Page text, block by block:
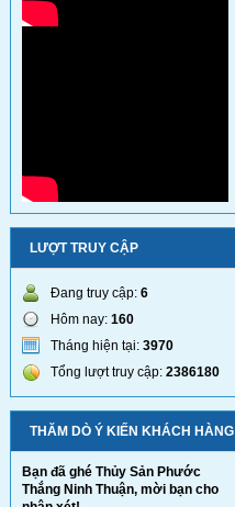
LƯỢT TRUY CẬP
Đang truy cập: 6
Hôm nay: 160
Tháng hiện tại: 3970
Tổng lượt truy cập: 2386180
THĂM DÒ Ý KIẾN KHÁCH HÀNG
Bạn đã ghé Thủy Sản Phước
Thắng Ninh Thuận, mời bạn cho